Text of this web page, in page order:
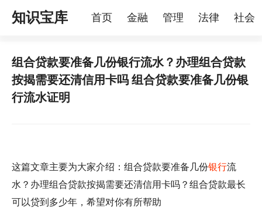
知识宝库 首页 金融 管理 法律 社会
烦恼 家庭
组合贷款要准备几份银行流水？办理组合贷款
按揭需要还清信用卡吗 组合贷款要准备几份银
行流水证明
这篇文章主要为大家介绍：组合贷款要准备几份银行流
水？办理组合贷款按揭需要还清信用卡吗？组合贷款最长
可以贷到多少年，希望对你有所帮助